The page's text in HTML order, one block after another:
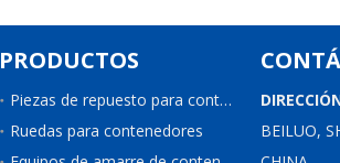
PRODUCTOS
Piezas de repuesto para contenedores
Ruedas para contenedores
BEILUO,